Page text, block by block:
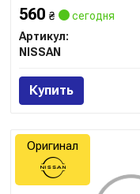
560₴
сегодня
Артикул:
NISSAN
Купить
Оригинал